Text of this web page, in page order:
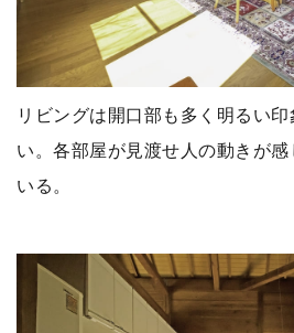
リビングは開口部も多く明るい
い。各部屋が見渡せ人の動きが
いる。